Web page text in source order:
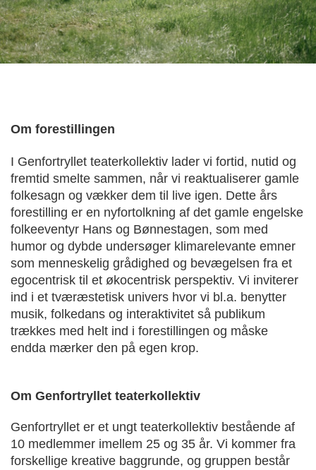
Om forestillingen
I Genfortryllet teaterkollektiv lader vi fortid, nutid og
fremtid smelte sammen, når vi reaktualiserer gamle
folkesagn og vækker dem til live igen. Dette års
forestilling er en nyfortolkning af det gamle engelske
folkeeventyr Hans og Bønnestagen, som med
humor og dybde undersøger klimarelevante emner
som menneskelig grådighed og bevægelsen fra et
egocentrisk til et økocentrisk perspektiv. Vi inviterer
ind i et tværæstetisk univers hvor vi bl.a. benytter
musik, folkedans og interaktivitet så publikum
trækkes med helt ind i forestillingen og måske
endda mærker den på egen krop.
Om Genfortryllet teaterkollektiv
Genfortryllet er et ungt teaterkollektiv bestående af
10 medlemmer imellem 25 og 35 år. Vi kommer fra
forskellige kreative baggrunde, og gruppen består